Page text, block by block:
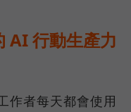
AI 行動生產力
作者每天都會使用